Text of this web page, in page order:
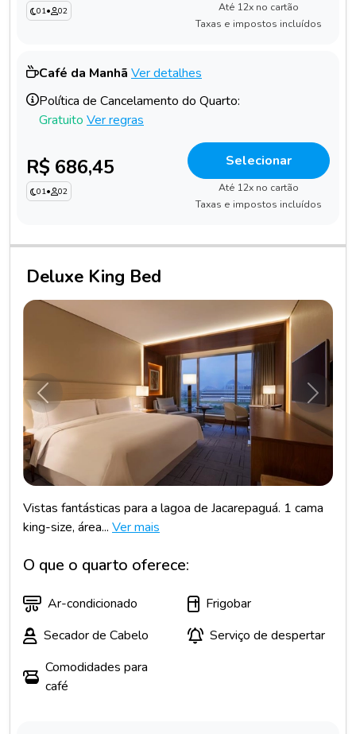
01• 02
Até 12x no cartão
Taxas e impostos incluídos
Café da Manhã Ver detalhes
Política de Cancelamento do Quarto:
Gratuito Ver regras
R$ 686,45
01• 02
Selecionar
Até 12x no cartão
Taxas e impostos incluídos
Deluxe King Bed
Anterior
Vistas fantásticas para a lagoa de Jacarepaguá. 1 cama
king-size, área... Ver mais
O que o quarto oferece:
Ar-condicionado
Frigobar
Secador de Cabelo
Serviço de despertar
Comodidades para
café